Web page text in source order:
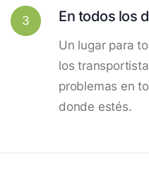
3 En todos los
Un lugar para
los
problemas en
donde estés.